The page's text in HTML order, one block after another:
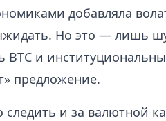
добавляла
Но это — лишь
BTC и
предложение.
и за валютной